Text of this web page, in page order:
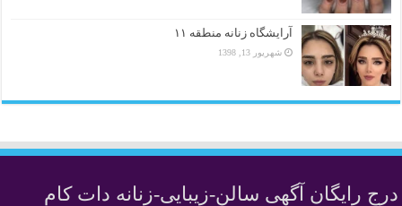
آرایشگاه زنانه منطقه ۱۱
شهریور 13, 1398
درج رایگان آگهی سالن-زیبایی-زنانه دات کام